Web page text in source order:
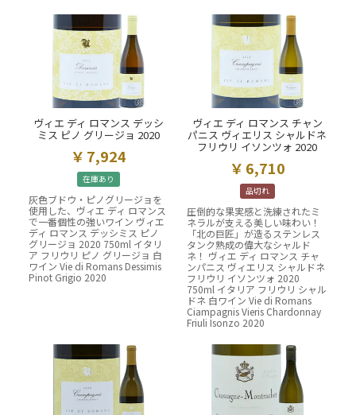
ヴィエ ディ ロマンス デッシ
ミス ピノ グリージョ 2020
7,924
在庫あり
灰色ブドウ・ピノグリージョを
使用した、ヴィエ ディ ロマンス
で一番個性の強いワイン ヴィエ
ディ ロマンス デッシミス ピノ
グリージョ 2020 750ml イタリ
ア フリウリ ピノ グリージョ 白
ワイン Vie di Romans Dessimis
Pinot Grigio 2020
ヴィエ ディ ロマンス チャン
パニス ヴィエリス シャルドネ
フリウリ イソンツォ 2020
6,710
品切れ
圧倒的な果実感と洗練されたミ
ネラルが支える美しい味わい！
「北の巨匠」が造るステンレス
タンク熟成の偉大なシャルド
ネ！ ヴィエ ディ ロマンス チャ
ンパニス ヴィエリス シャルドネ
フリウリ イソンツォ 2020
750ml イタリア フリウリ シャル
ドネ 白ワイン Vie di Romans
Ciampagnis Vieris Chardonnay
Friuli Isonzo 2020